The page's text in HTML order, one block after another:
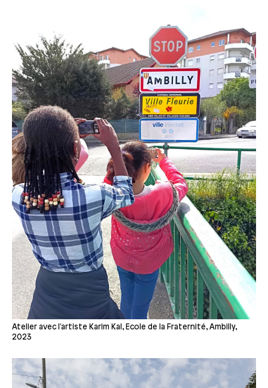
Atelier avec l'artiste Karim Kal, Ecole de la Fraternité, Ambilly,
2023